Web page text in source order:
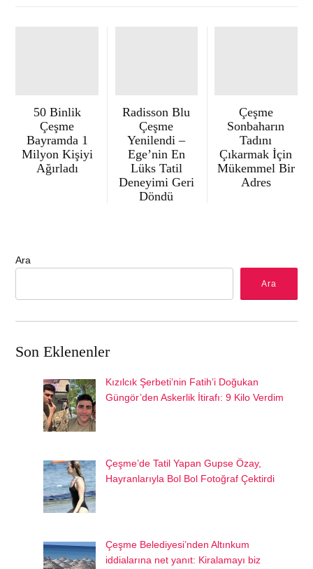
50 Binlik
Çeşme
Bayramda 1
Milyon Kişiyi
Ağırladı
Radisson Blu
Çeşme
Yenilendi –
Ege’nin En
Lüks Tatil
Deneyimi Geri
Döndü
Çeşme
Sonbaharın
Tadını
Çıkarmak İçin
Mükemmel Bir
Adres
Ara
Ara
Son Eklenenler
Kızılcık Şerbeti’nin Fatih’i Doğukan
Güngör’den Askerlik İtirafı: 9 Kilo Verdim
Çeşme’de Tatil Yapan Gupse Özay,
Hayranlarıyla Bol Bol Fotoğraf Çektirdi
Çeşme Belediyesi’nden Altınkum
iddialarına net yanıt: Kiralamayı biz